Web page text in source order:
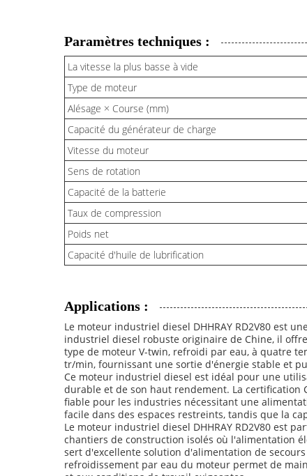
Paramètres techniques :
La vitesse la plus basse à vide
Type de moteur
Alésage × Course (mm)
Capacité du générateur de charge
Vitesse du moteur
Sens de rotation
Capacité de la batterie
Taux de compression
Poids net
Capacité d'huile de lubrification
Applications :
Le moteur industriel diesel DHHRAY RD2V80 est
industriel diesel robuste originaire de Chine, il
type de moteur V-twin, refroidi par eau, à quatre
tr/min, fournissant une sortie d'énergie stable et
Ce moteur industriel diesel est idéal pour une
durable et de son haut rendement. La certification
fiable pour les industries nécessitant une
facile dans des espaces restreints, tandis que la
Le moteur industriel diesel DHHRAY RD2V80 est
chantiers de construction isolés où l'alimentation
sert d'excellente solution d'alimentation de
refroidissement par eau du moteur permet de